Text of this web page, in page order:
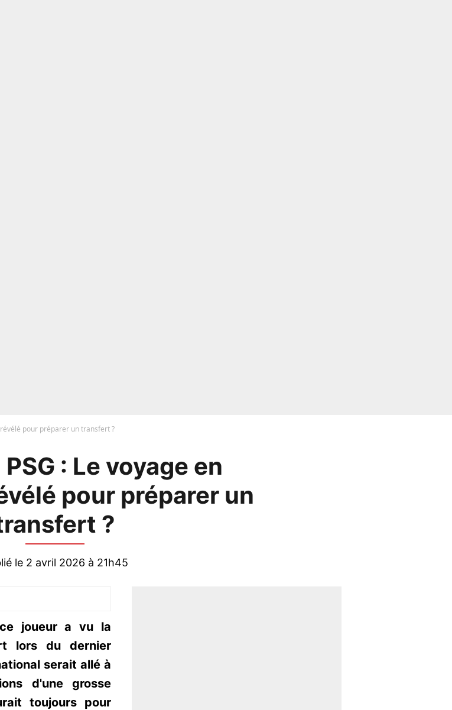
pour préparer un transfert ?
: Le voyage en
pour préparer un
?
le 2 avril 2026 à 21h45
joueur a vu la
lors du dernier
serait allé à
d'une grosse
toujours pour